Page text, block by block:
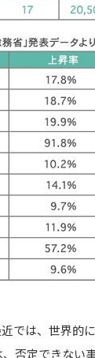
では、世界的
否定できない